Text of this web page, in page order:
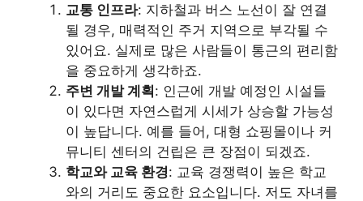
교통 인프라: 지하철과 버스 노선이 잘 연결
될 경우, 매력적인 주거 지역으로 부각될 수
있어요. 실제로 많은 사람들이 통근의 편리함
을 중요하게 생각하죠.
주변 개발 계획: 인근에 개발 예정인 시설들
이 있다면 자연스럽게 시세가 상승할 가능성
이 높답니다. 예를 들어, 대형 쇼핑몰이나 커
뮤니티 센터의 건립은 큰 장점이 되겠죠.
학교와 교육 환경: 교육 경쟁력이 높은 학교
와의 거리도 중요한 요소입니다. 저도 자녀를